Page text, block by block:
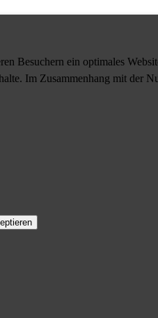
Besuchern ein optimales
Im Zusammenhang mit der